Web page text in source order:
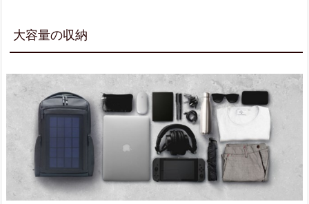
大容量の収納